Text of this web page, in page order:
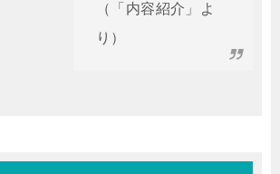
（「内容紹介」よ
り）